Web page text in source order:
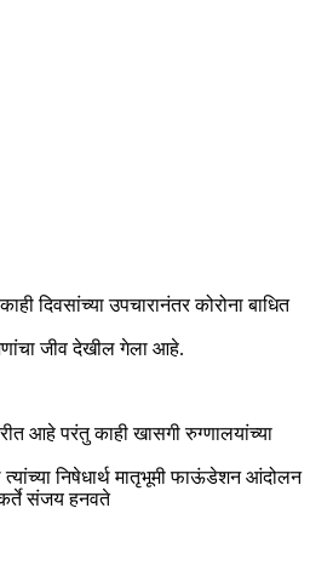
दिवसांच्या उपचारानंतर कोरोना बाधित
जीव देखील गेला आहे.
आहे परंतु काही खासगी रुग्णालयांच्या
निषेधार्थ मातृभूमी फाऊंडेशन आंदोलन
संजय हनवते